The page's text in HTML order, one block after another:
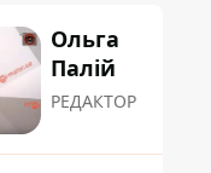
Ольга
Палій
РЕДАКТОР